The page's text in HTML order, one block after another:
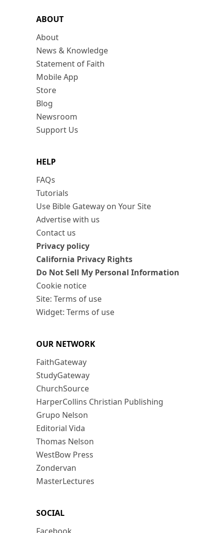
ABOUT
About
News & Knowledge
Statement of Faith
Mobile App
Store
Blog
Newsroom
Support Us
HELP
FAQs
Tutorials
Use Bible Gateway on Your Site
Advertise with us
Contact us
Privacy policy
California Privacy Rights
Do Not Sell My Personal Information
Cookie notice
Site: Terms of use
Widget: Terms of use
OUR NETWORK
FaithGateway
StudyGateway
ChurchSource
HarperCollins Christian Publishing
Grupo Nelson
Editorial Vida
Thomas Nelson
WestBow Press
Zondervan
MasterLectures
SOCIAL